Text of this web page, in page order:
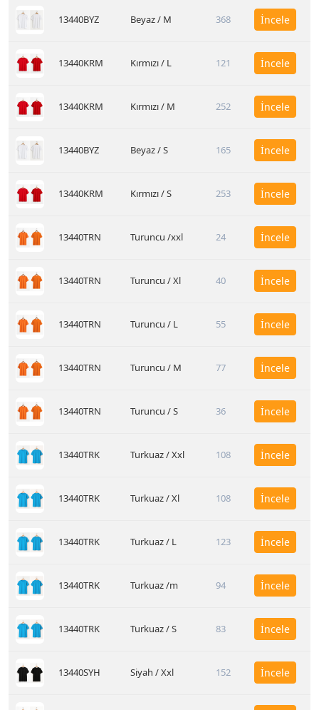
13440BYZ Beyaz / M 368 İncele
13440KRM Kırmızı / L 121 İncele
13440KRM Kırmızı / M 252 İncele
13440BYZ Beyaz / S 165 İncele
13440KRM Kırmızı / S 253 İncele
13440TRN Turuncu /xxl 24 İncele
13440TRN Turuncu / Xl 40 İncele
13440TRN Turuncu / L 55 İncele
13440TRN Turuncu / M 77 İncele
13440TRN Turuncu / S 36 İncele
13440TRK Turkuaz / Xxl 108 İncele
13440TRK Turkuaz / Xl 108 İncele
13440TRK Turkuaz / L 123 İncele
13440TRK Turkuaz /m 94 İncele
13440TRK Turkuaz / S 83 İncele
13440SYH Siyah / Xxl 152 İncele